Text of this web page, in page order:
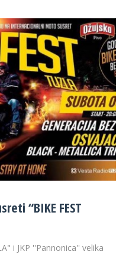
“BIKE FEST
i JKP ''Pannonica'' velika